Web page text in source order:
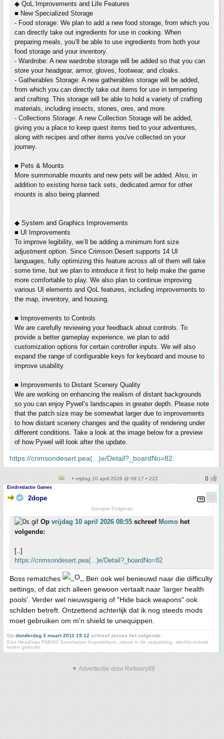
◆ QoL Improvements and Life Features
■ New Specialized Storage
- Food storage: We plan to add a new food storage, from which you
can directly take out ingredients for use in cooking. When
preparing meals, you’ll be able to use ingredients from both your
food storage and your inventory.
- Wardrobe: A new wardrobe storage will be added so that you can
store your headgear, armor, gloves, footwear, and cloaks.
- Gatherables Storage: A new gatherables storage will be added,
from which you can directly take out items for use in tempering
and crafting. This storage will be able to hold a variety of crafting
materials, including insects, stones, ores, and more.
- Collections Storage: A new Collection Storage will be added,
giving you a place to keep quest items tied to your adventures,
along with recipes and other items you've collected on your
journey.
■ Pets & Mounts
More summonable mounts and new pets will be added. Also, in
addition to existing horse tack sets, dedicated armor for other
mounts is also being planned.
◆ System and Graphics Improvements
■ UI Improvements
To improve legibility, we’ll be adding a minimum font size
adjustment option. Since Crimson Desert supports 14 UI
languages, fully optimizing this feature across all of them will take
some time, but we plan to introduce it first to help make the game
more comfortable to play. We also plan to continue improving
various UI elements and QoL features, including improvements to
the map, inventory, and housing.
■ Improvements to Controls
We are carefully reviewing your feedback about controls. To
provide a better gameplay experience, we plan to add
customization options for certain controller inputs. We will also
expand the range of configurable keys for keyboard and mouse to
improve usability.
■ Improvements to Distant Scenery Quality
We are working on enhancing the realism of distant backgrounds
so you can enjoy Pywel’s landscapes in greater depth. Please note
that the patch size may be somewhat larger due to improvements
to how distant scenery changes and the quality of rendering under
different conditions. Take a look at the image below for a preview
of how Pywel will look after the update.
https://crimsondesert.pea(...)e/Detail?_boardNo=82
• vrijdag 10 april 2026 @ 09:17 • 222
Eindredactie Games
2dope
Siempre Peligroso
Op vrijdag 10 april 2026 08:55 schreef Momo het
volgende:
[..]
https://crimsondesert.pea(...)e/Detail?_boardNo=82
Boss rematches
Ben ook wel benieuwd naar die difficulty
settings, of dat zich alleen gewoon vertaalt naar 'larger health
pools'. Verder wel nieuwsgierig of "Hide back weapons" ook
schilden betreft. Ontzettend achterlijk dat ik nog steeds mods
moet gebruiken om m'n shield te unequippen.
Op donderdag 3 maart 2011 19:12 schreef zeross het volgende:
Een Headmax PMX60 Sennheiser Koptelefoon, nieuw in de verpakking, slechts enkele
keren gebruikt.
▼ Advertentie door Refinery89